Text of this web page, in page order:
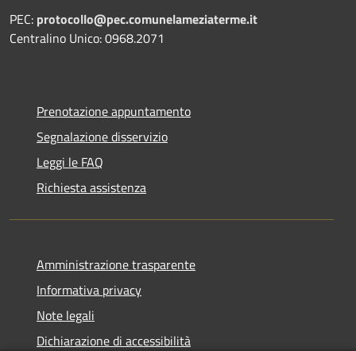
PEC: protocollo@pec.comunelameziaterme.it
Centralino Unico: 0968.2071
Prenotazione appuntamento
Segnalazione disservizio
Leggi le FAQ
Richiesta assistenza
Amministrazione trasparente
Informativa privacy
Note legali
Dichiarazione di accessibilità